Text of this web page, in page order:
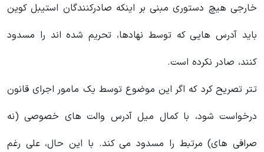
خارجی هیچ دستوری مبنی بر اینکه صادرکنندگان استیبل کوین
باید آدرس هایی که توسط نهادها، تحریم شده اند را مسدود
کنند، صادر نکرده است.
تتر تصریح کرد که اگر این موضوع توسط یک مامور اجرای قانون
درخواست شود، با کمال میل آدرس والت های خصوصی (نه
صرافی های) مرتبط را مسدود می کند. با این حال، علی‌ رغم